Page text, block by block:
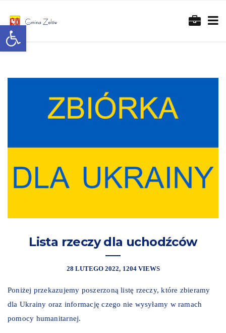
Otwórz pasek narzędzi
Lista rzeczy dla uchodźców
28 LUTEGO 2022 1204 VIEWS
Poniżej przekazujemy poszerzoną listę rzeczy, które zbieramy
dla Ukrainy oraz informację czego nie wysyłamy w ramach
pomocy humanitarnej.